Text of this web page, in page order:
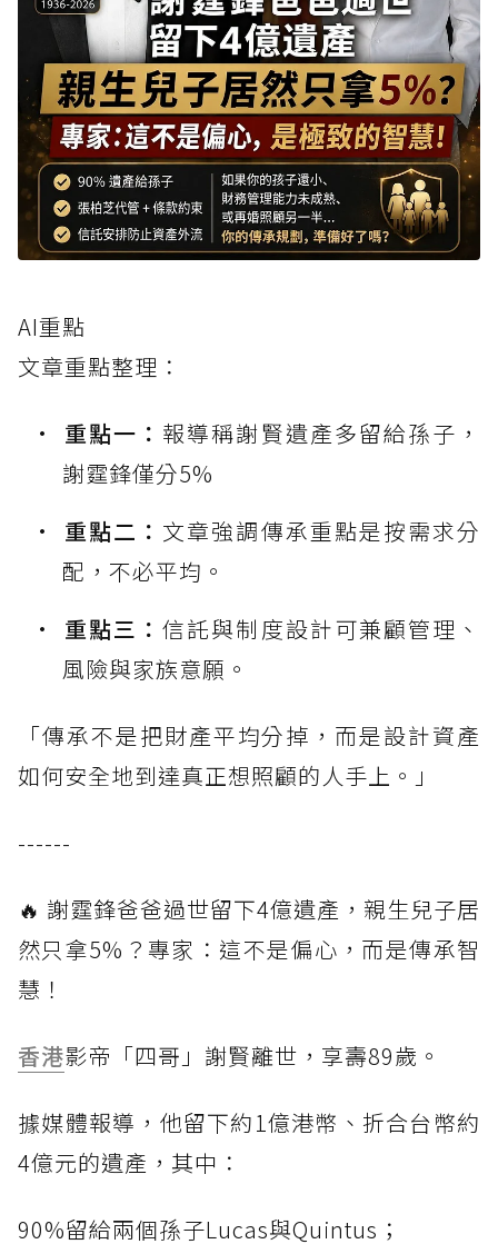
AI重點
文章重點整理：
重點一： 報導稱謝賢遺產多留給孫子，
謝霆鋒僅分5%
重點二： 文章強調傳承重點是按需求分
配，不必平均。
重點三：信託與制度設計可兼顧管理、
風險與家族意願。
「傳承不是把財產平均分掉，而是設計資產
如何安全地到達真正想照顧的人手上。」
------
🔥 謝霆鋒爸爸過世留下4億遺產，親生兒子居
然只拿5%？專家：這不是偏心，而是傳承智
慧！
香港影帝「四哥」謝賢離世，享壽89歲。
據媒體報導，他留下約1億港幣、折合台幣約
4億元的遺產，其中：
90%留給兩個孫子Lucas與Quintus；